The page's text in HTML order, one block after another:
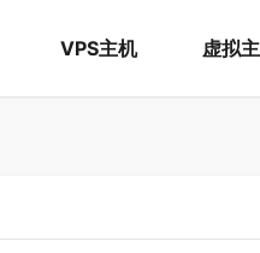
VPS主机 虚拟